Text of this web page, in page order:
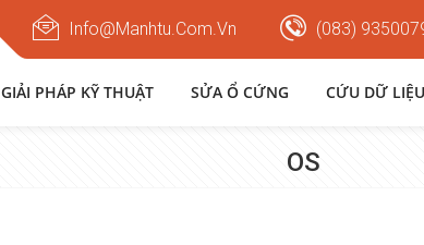
Info@manhtu.com.vn (083)
GIẢI PHÁP KỸ THUẬT SỬA Ổ CỨNG CỨU DỮ LIỆU
OS